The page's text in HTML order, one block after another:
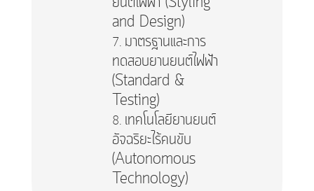
and Design)
มาตรฐานและการ
ทดสอบยานยนต์ไฟฟ้า
(Standard &
Testing)
เทคโนโลยียานยนต์
อัจฉริยะไร้คนขับ
(Autonomous
Technology)